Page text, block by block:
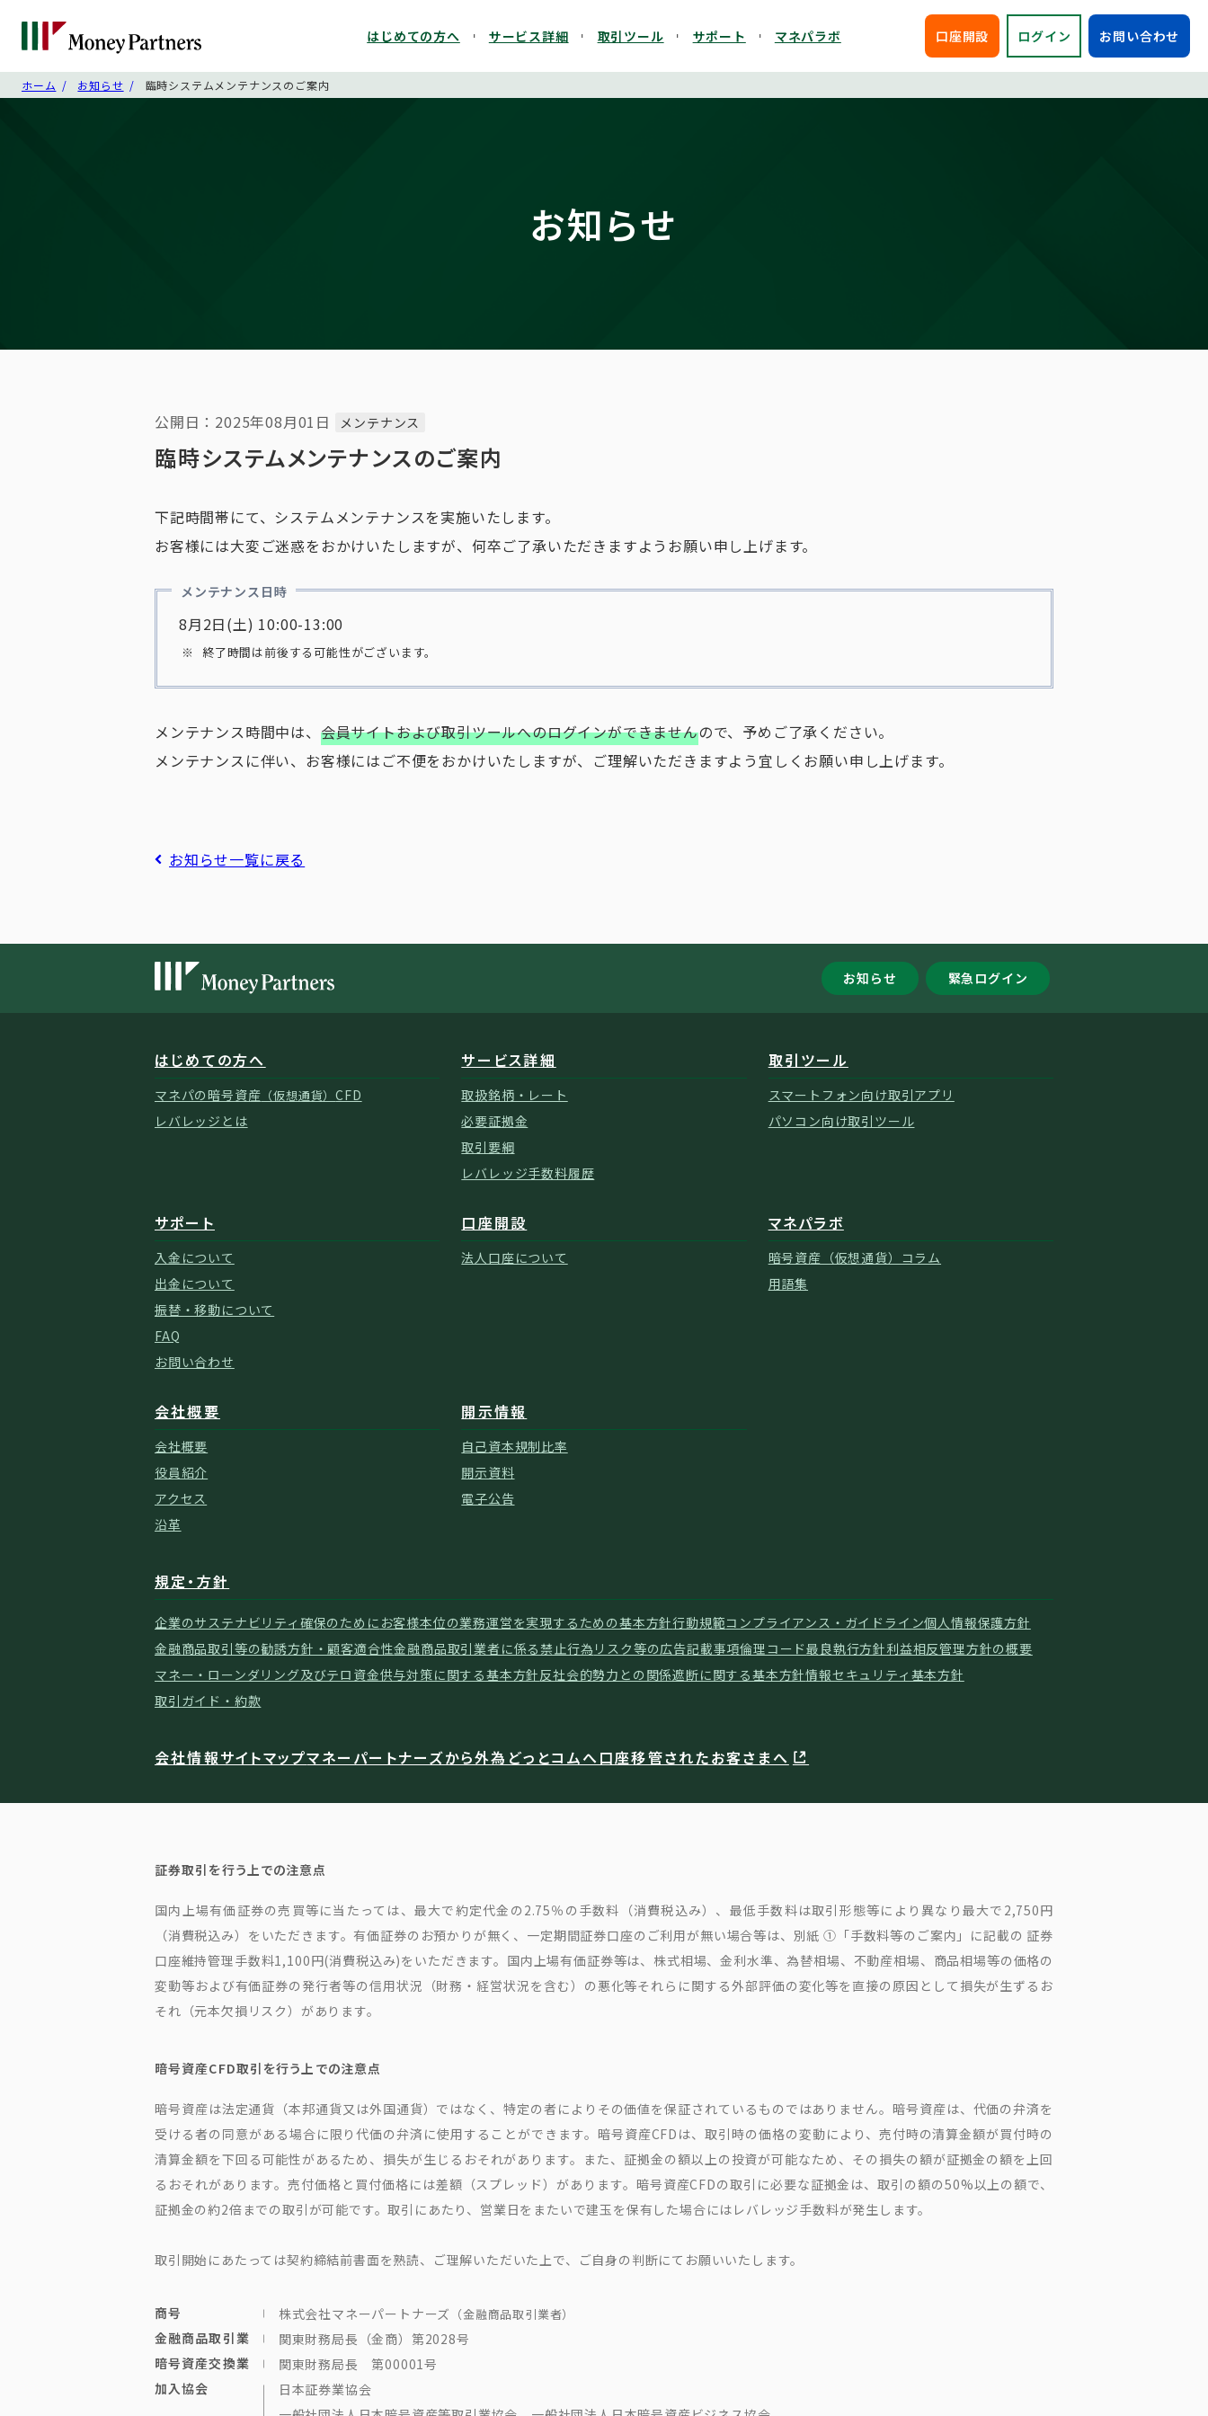
口座開設 ログイン お問い合わせ
はじめての方へ サービス詳細 取引ツール サポート マネパラボ
ホーム お知らせ 臨時システムメンテナンスのご案内
お知らせ
公開日：2025年08月01日 メンテナンス
臨時システムメンテナンスのご案内
下記時間帯にて、システムメンテナンスを実施いたします。
お客様には大変ご迷惑をおかけいたしますが、何卒ご了承いただきますようお願い申し上げます。
メンテナンス日時
8月2日(土) 10:00-13:00
終了時間は前後する可能性がございます。
メンテナンス時間中は、 会員サイトおよび取引ツールへのログインができませんので、予めご了承ください。
メンテナンスに伴い、お客様にはご不便をおかけいたしますが、ご理解いただきますよう宜しくお願い申し上げます。
お知らせ一覧に戻る
お知らせ 緊急ログイン
はじめての方へ
マネパの暗号資産 （仮想通貨）CFD
レバレッジとは
サービス詳細
取扱銘柄・レート
必要証拠金
取引要綱
レバレッジ手数料履歴
取引ツール
スマートフォン向け取引アプリ
パソコン向け取引ツール
サポート
入金について
出金について
振替・移動について
FAQ
お問い合わせ
口座開設
法人口座について
マネパラボ
暗号資産（仮想通貨）コラム
用語集
会社概要
会社概要
役員紹介
アクセス
沿革
開示情報
自己資本規制比率
開示資料
電子公告
規定・方針
企業のサステナビリティ確保のために お客様本位の業務運営を実現するための基本方針行動規範コンプライアンス・ガイドライン個人情報保護方針
金融商品取引等の勧誘方針・顧客適合性金融商品取引業者に係る禁止行為リスク等の広告記載事項倫理コード最良執行方針利益相反管理方針の概要
マネー・ローンダリング及びテロ資金供与対策に関する基本方針反社会的勢力との関係遮断に関する基本方針情報セキュリティ基本方針
取引ガイド・約款
会社情報サイトマップマネーパートナーズから外為どっとコムへ口座移管されたお客さまへ
証券取引を行う上での注意点
国内上場有価証券の売買等に当たっては、最大で約定代金の2.75％の手数料（消費税込み）、最低手数料は取引形態等により異なり最大で2,750円
（消費税込み）をいただきます。有価証券のお預かりが無く、一定期間証券口座のご利用が無い場合等は、別紙 ①「手数料等のご案内」に記載の 証券
口座維持管理手数料1,100円(消費税込み)をいただきます。国内上場有価証券等は、株式相場、金利水準、為替相場、不動産相場、商品相場等の価格の
変動等および有価証券の発行者等の信用状況（財務・経営状況を含む）の悪化等それらに関する外部評価の変化等を直接の原因として損失が生ずるお
それ（元本欠損リスク）があります。
暗号資産CFD取引を行う上での注意点
暗号資産は法定通貨（本邦通貨又は外国通貨）ではなく、特定の者によりその価値を保証されているものではありません。暗号資産は、代価の弁済を
受ける者の同意がある場合に限り代価の弁済に使用することができます。暗号資産CFDは、取引時の価格の変動により、売付時の清算金額が買付時の
清算金額を下回る可能性があるため、損失が生じるおそれがあります。また、証拠金の額以上の投資が可能なため、その損失の額が証拠金の額を上回
るおそれがあります。売付価格と買付価格には差額（スプレッド）があります。暗号資産CFDの取引に必要な証拠金は、取引の額の50%以上の額で、
証拠金の約2倍までの取引が可能です。取引にあたり、営業日をまたいで建玉を保有した場合にはレバレッジ手数料が発生します。
取引開始にあたっては契約締結前書面を熟読、ご理解いただいた上で、ご自身の判断にてお願いいたします。
商号 株式会社マネーパートナーズ （金融商品取引業者）
金融商品取引業
関東財務局長（金商）第2028号
暗号資産交換業
関東財務局長 第00001号
加入協会
日本証券業協会